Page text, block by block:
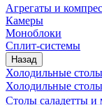
Агрегаты и
Камеры
Моноблоки
Сплит-системы
Назад
Холодильные столы
Холодильные столы
Столы саладетты и